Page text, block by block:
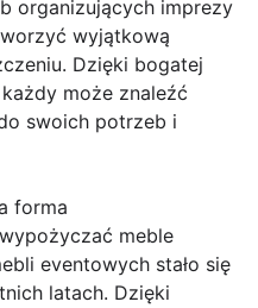
organizujących imprezy
wyjątkową
Dzięki bogatej
może znaleźć
swoich potrzeb i
forma
meble
eventowych stało się
latach. Dzięki